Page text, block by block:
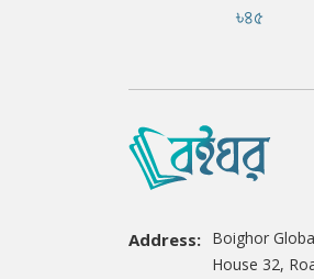
৳৪৫
Address: Boighor
House 32,